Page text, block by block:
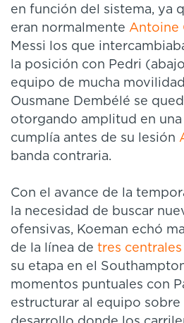
en función del sistema, ya
eran normalmente Antoine
Messi los que
la posición con Pedri
equipo de mucha
Ousmane Dembélé se
otorgando amplitud en
cumplía antes de su lesión
banda contraria.
Con el avance de la
la necesidad de buscar
ofensivas, Koeman echó
de la línea de tres centrales
su etapa en el
momentos puntuales con
estructurar al equipo sobre